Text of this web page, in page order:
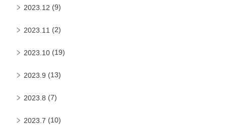
2023.12 (9)
2023.11 (2)
2023.10 (19)
2023.9 (13)
2023.8 (7)
2023.7 (10)